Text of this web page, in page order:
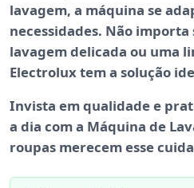
lavagem, a máquina se
necessidades. Não importa
lavagem delicada ou uma
Electrolux tem a solução
Invista em qualidade e
a dia com a Máquina de
roupas merecem esse